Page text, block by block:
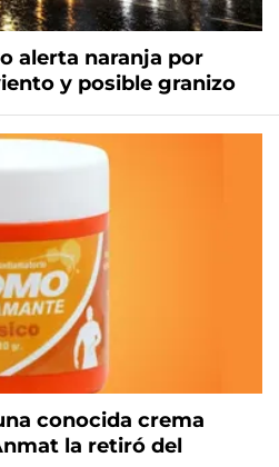
alerta naranja por
y posible granizo
conocida crema
la retiró del